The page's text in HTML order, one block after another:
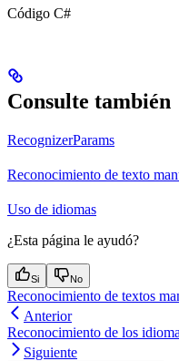
Código C#
Consulte también
RecognizerParams
Reconocimiento de texto
Uso de idiomas
¿Esta página le ayudó?
Si No
Reconocimiento de textos
Anterior
Reconocimiento de los
Siguiente